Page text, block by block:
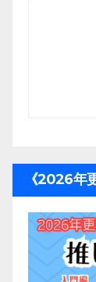
《2026年